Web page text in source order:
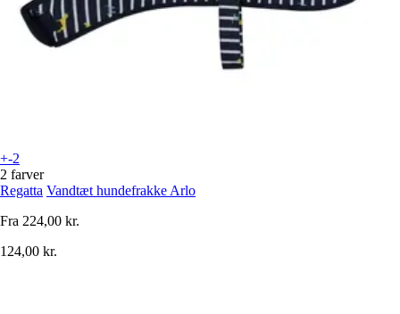
+-2
2 farver
Regatta Vandtæt hundefrakke Arlo
Fra 224,00 kr.
124,00 kr.